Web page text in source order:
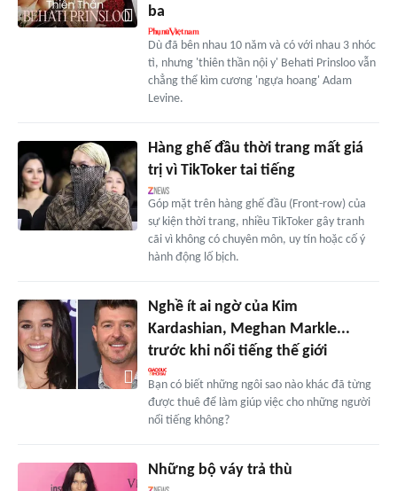
ba
Dù đã bên nhau 10 năm và có với nhau 3 nhóc
tì, nhưng 'thiên thần nội y' Behati Prinsloo vẫn
chẳng thể kìm cương 'ngựa hoang' Adam
Levine.
Hàng ghế đầu thời trang mất giá
trị vì TikToker tai tiếng
Góp mặt trên hàng ghế đầu (Front-row) của
sự kiện thời trang, nhiều TikToker gây tranh
cãi vì không có chuyên môn, uy tín hoặc cố ý
hành động lố bịch.
Nghề ít ai ngờ của Kim
Kardashian, Meghan Markle...
trước khi nổi tiếng thế giới
Bạn có biết những ngôi sao nào khác đã từng
được thuê để làm giúp việc cho những người
nổi tiếng không?
Những bộ váy trả thù